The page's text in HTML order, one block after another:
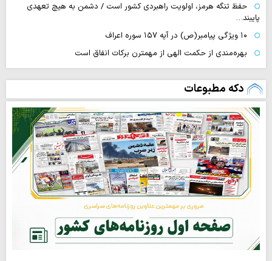
حفظ تنگه هرمز، اولویت راهبردی کشور است / دشمن به هیچ تعهدی
پایبند…
۱۰ ویژگی پیامبر(ص) در آیه ۱۵۷ سوره اعراف
بهره‌مندی از حکمت الهی از مهمترن برکات انفاق است
دکه مطبوعات